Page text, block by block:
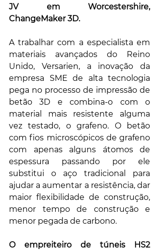
JV em Worcestershire,
ChangeMaker 3D.
A trabalhar com a especialista em
materiais avançados do Reino
Unido, Versarien, a inovação da
empresa SME de alta tecnologia
pega no processo de impressão de
betão 3D e combina-o com o
material mais resistente alguma
vez testado, o grafeno. O betão
com fios microscópicos de grafeno
com apenas alguns átomos de
espessura passando por ele
substitui o aço tradicional para
ajudar a aumentar a resistência, dar
maior flexibilidade de construção,
menor tempo de construção e
menor pegada de carbono.
O empreiteiro de túneis HS2